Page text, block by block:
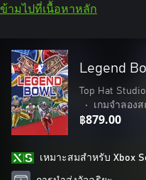
ข้ามไปที่เนื้อหาหลัก
Legend
Top Hat
•
เกมจำลอง
฿879.00
เหมาะสมสําหรับ Xbox